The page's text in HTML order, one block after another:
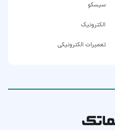
سیسکو
الکترونیک
تعمیرات الکترونیکی